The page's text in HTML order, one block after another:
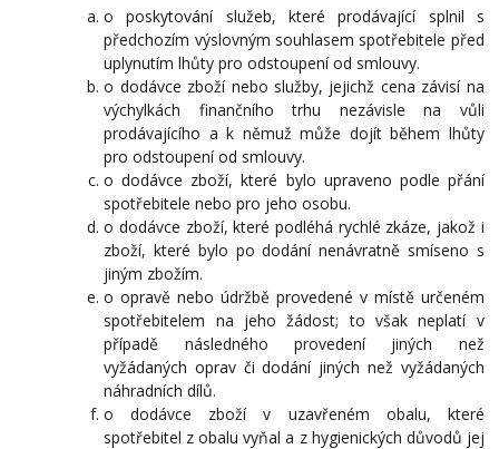
o poskytování služeb, které prodávající splnil s
předchozím výslovným souhlasem spotřebitele před
uplynutím lhůty pro odstoupení od smlouvy.
o dodávce zboží nebo služby, jejichž cena závisí na
výchylkách finančního trhu nezávisle na vůli
prodávajícího a k němuž může dojít během lhůty
pro odstoupení od smlouvy.
o dodávce zboží, které bylo upraveno podle přání
spotřebitele nebo pro jeho osobu.
o dodávce zboží, které podléhá rychlé zkáze, jakož i
zboží, které bylo po dodání nenávratně smíseno s
jiným zbožím.
o opravě nebo údržbě provedené v místě určeném
spotřebitelem na jeho žádost; to však neplatí v
případě následného provedení jiných než
vyžádaných oprav či dodání jiných než vyžádaných
náhradních dílů.
o dodávce zboží v uzavřeném obalu, které
spotřebitel z obalu vyňal a z hygienických důvodů jej